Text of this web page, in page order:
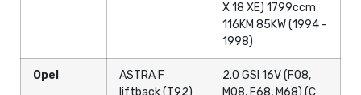
X 18 XE) 1799ccm
116KM 85KW (1994 -
1998)
Opel
ASTRA F
2.0 GSI 16V (F08,